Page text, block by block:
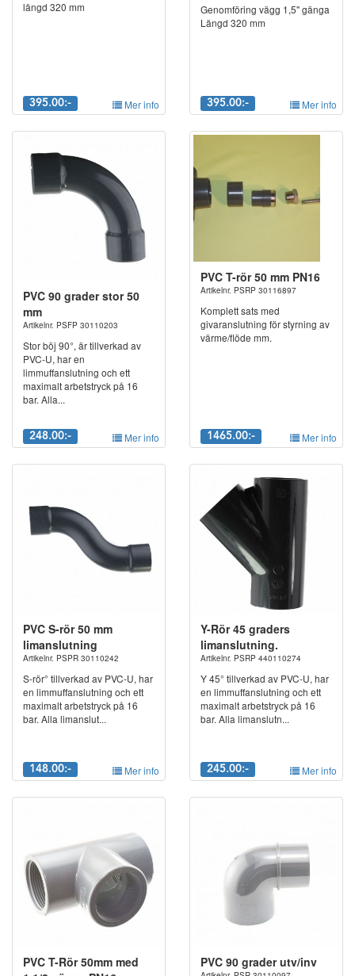
längd 320 mm
395.00:- Mer info
Genomföring vägg 1,5" gänga
Längd 320 mm
395.00:- Mer info
PVC 90 grader stor 50
mm
Artikelnr. PSFP 30110203
Stor böj 90°, är tillverkad av
PVC-U, har en
limmuffanslutning och ett
maximalt arbetstryck på 16
bar. Alla...
248.00:- Mer info
PVC T-rör 50 mm PN16
Artikelnr. PSRP 30116897
Komplett sats med
givaranslutning för styrning av
värme/flöde mm.
1465.00:- Mer info
PVC S-rör 50 mm
limanslutning
Artikelnr. PSPR 30110242
S-rör° tillverkad av PVC-U, har
en limmuffanslutning och ett
maximalt arbetstryck på 16
bar. Alla limanslut...
148.00:- Mer info
Y-Rör 45 graders
limanslutning.
Artikelnr. PSRP 440110274
Y 45° tillverkad av PVC-U, har
en limmuffanslutning och ett
maximalt arbetstryck på 16
bar. Alla limanslutn...
245.00:- Mer info
PVC T-Rör 50mm med
PVC 90 grader utv/inv